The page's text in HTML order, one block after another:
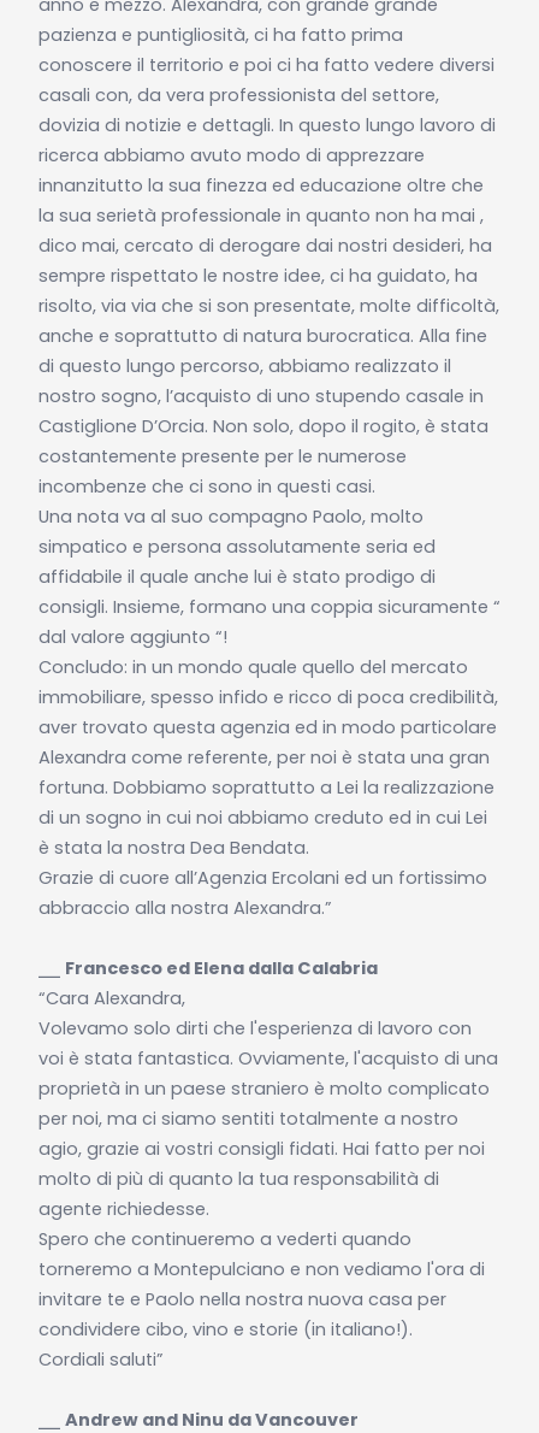
pazienza e puntigliosità, ci ha fatto prima
conoscere il territorio e poi ci ha fatto vedere diversi
casali con, da vera professionista del settore,
dovizia di notizie e dettagli. In questo lungo lavoro di
ricerca abbiamo avuto modo di apprezzare
innanzitutto la sua finezza ed educazione oltre che
la sua serietà professionale in quanto non ha mai ,
dico mai, cercato di derogare dai nostri desideri, ha
sempre rispettato le nostre idee, ci ha guidato, ha
risolto, via via che si son presentate, molte difficoltà,
anche e soprattutto di natura burocratica. Alla fine
di questo lungo percorso, abbiamo realizzato il
nostro sogno, l’acquisto di uno stupendo casale in
Castiglione D’Orcia. Non solo, dopo il rogito, è stata
costantemente presente per le numerose
incombenze che ci sono in questi casi.
Una nota va al suo compagno Paolo, molto
simpatico e persona assolutamente seria ed
affidabile il quale anche lui è stato prodigo di
consigli. Insieme, formano una coppia sicuramente “
dal valore aggiunto “!
Concludo: in un mondo quale quello del mercato
immobiliare, spesso infido e ricco di poca credibilità,
aver trovato questa agenzia ed in modo particolare
Alexandra come referente, per noi è stata una gran
fortuna. Dobbiamo soprattutto a Lei la realizzazione
di un sogno in cui noi abbiamo creduto ed in cui Lei
è stata la nostra Dea Bendata.
Grazie di cuore all’Agenzia Ercolani ed un fortissimo
abbraccio alla nostra Alexandra.”
Francesco ed Elena dalla Calabria
“Cara Alexandra,
Volevamo solo dirti che l'esperienza di lavoro con
voi è stata fantastica. Ovviamente, l'acquisto di una
proprietà in un paese straniero è molto complicato
per noi, ma ci siamo sentiti totalmente a nostro
agio, grazie ai vostri consigli fidati. Hai fatto per noi
molto di più di quanto la tua responsabilità di
agente richiedesse.
Spero che continueremo a vederti quando
torneremo a Montepulciano e non vediamo l'ora di
invitare te e Paolo nella nostra nuova casa per
condividere cibo, vino e storie (in italiano!).
Cordiali saluti”
Andrew and Ninu da Vancouver